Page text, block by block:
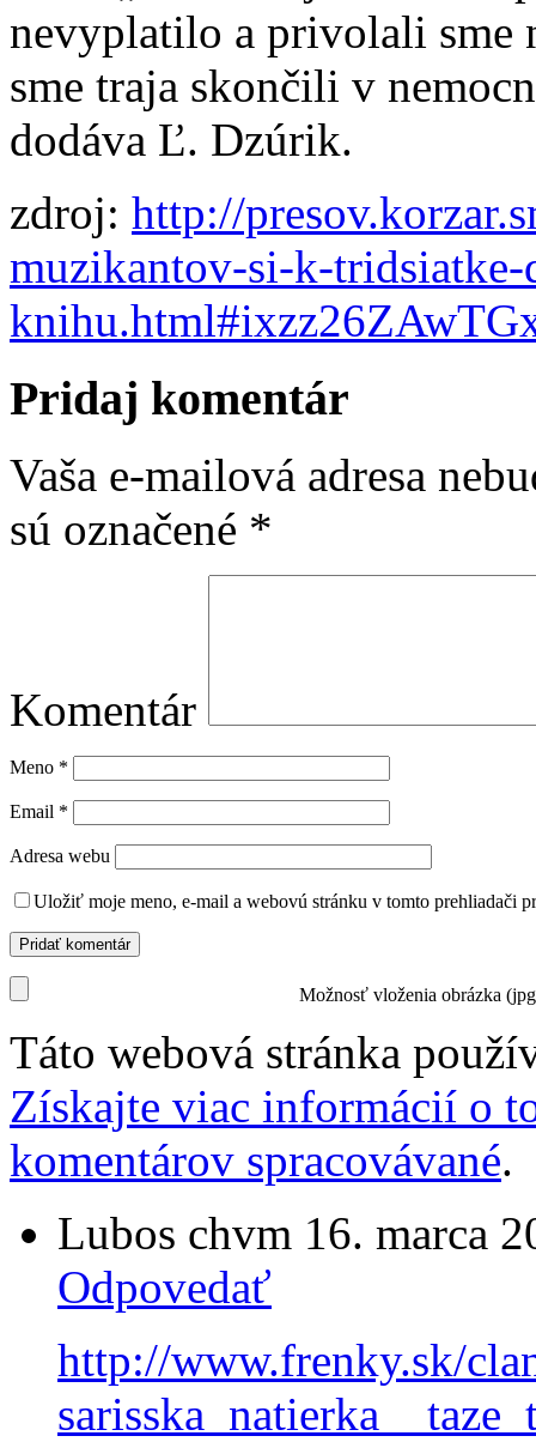
nevyplatilo a privolali sme
sme traja skončili v
dodáva Ľ. Dzúrik.
zdroj: http://
muzikantov-si-k-
Pridaj komentár
Vaša e-mailová adresa
sú označené *
Komentár
Meno *
Email *
Adresa webu
Uložiť moje meno, e-mail a webovú stránku v tomto prehliadači
Možnosť vloženia obrázka
Táto webová stránka
Získajte viac informácií o
komentárov spracovávané.
Lubos chvm 16. marca
Odpovedať
http://www.frenky.sk/